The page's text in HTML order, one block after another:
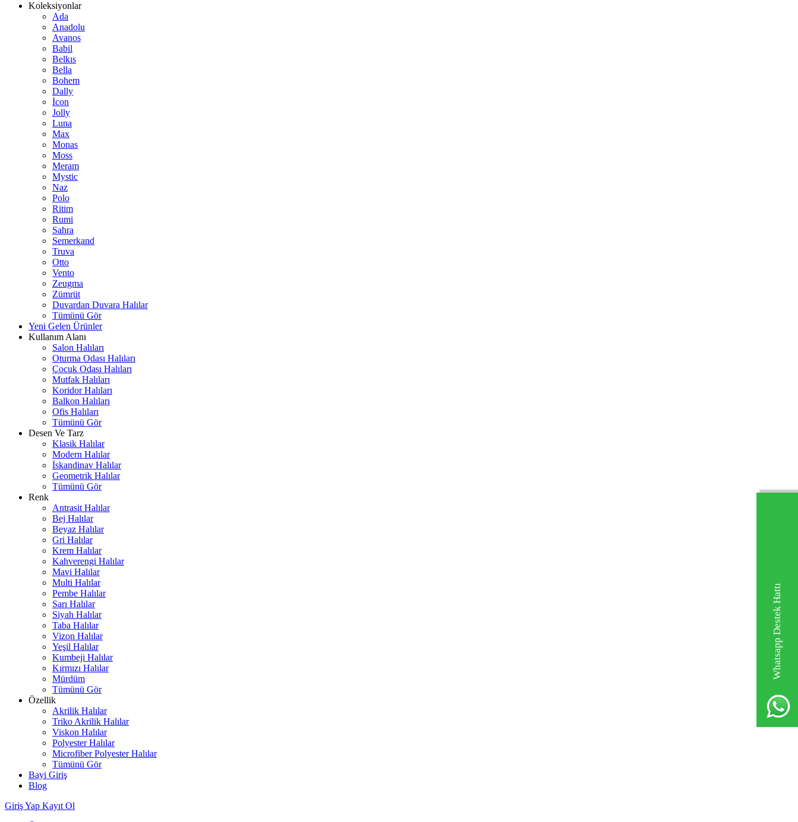
Whatsapp Destek Hattı
Koleksiyonlar
Ada
Anadolu
Avanos
Babil
Belkıs
Bella
Bohem
Dally
İcon
Jolly
Luna
Max
Monas
Moss
Meram
Mystic
Naz
Polo
Ritim
Rumi
Sahra
Semerkand
Truva
Otto
Vento
Zeugma
Zümrüt
Duvardan Duvara Halılar
Tümünü Gör
Yeni Gelen Ürünler
Kullanım Alanı
Salon Halıları
Oturma Odası Halıları
Çocuk Odası Halıları
Mutfak Halıları
Koridor Halıları
Balkon Halıları
Ofis Halıları
Tümünü Gör
Desen Ve Tarz
Klasik Halılar
Modern Halılar
İskandinav Halılar
Geometrik Halılar
Tümünü Gör
Renk
Antrasit Halılar
Bej Halılar
Beyaz Halılar
Gri Halılar
Krem Halılar
Kahverengi Halılar
Mavi Halılar
Multi Halılar
Pembe Halılar
Sarı Halılar
Siyah Halılar
Taba Halılar
Vizon Halılar
Yeşil Halılar
Kumbeji Halılar
Kırmızı Halılar
Mürdüm
Tümünü Gör
Özellik
Akrilik Halılar
Triko Akrilik Halılar
Viskon Halılar
Polyester Halılar
Microfiber Polyester Halılar
Tümünü Gör
Bayi Giriş
Blog
Giriş Yap Kayıt Ol